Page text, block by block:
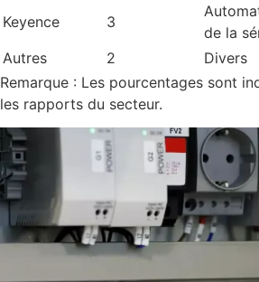
Keyence
3
de la
Autres
2
Divers
Remarque : Les pourcentages sont
les rapports du secteur.